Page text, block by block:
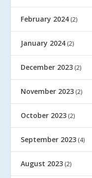
February 2024 (2)
January 2024 (2)
December 2023 (2)
November 2023 (2)
October 2023 (2)
September 2023 (4)
August 2023 (2)